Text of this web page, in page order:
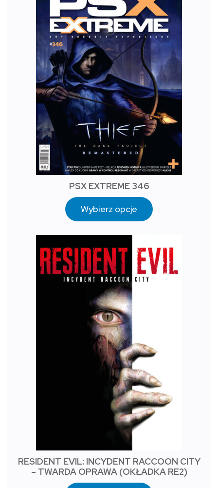
PSX EXTREME 346
Wybierz opcje
RESIDENT EVIL: INCYDENT RACCOON CITY
– TWARDA OPRAWA (OKŁADKA RE2)